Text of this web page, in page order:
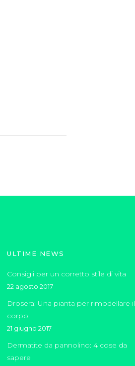
ULTIME NEWS
Consigli per un corretto stile di vita
22 agosto 2017
Drosera: Una pianta per rimodellare il
corpo
21 giugno 2017
Dermatite da pannolino: 4 cose da
sapere